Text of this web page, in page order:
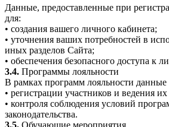
Данные, предоставленные при
для:
• создания вашего личного кабинета;
• уточнения ваших потребностей в
иных разделов Сайта;
• обеспечения безопасного доступа к
3.4. Программы лояльности
В рамках программ лояльности данные
• регистрации участников и ведения их
• контроля соблюдения условий
законодательства.
3.5. Обучающие мероприятия